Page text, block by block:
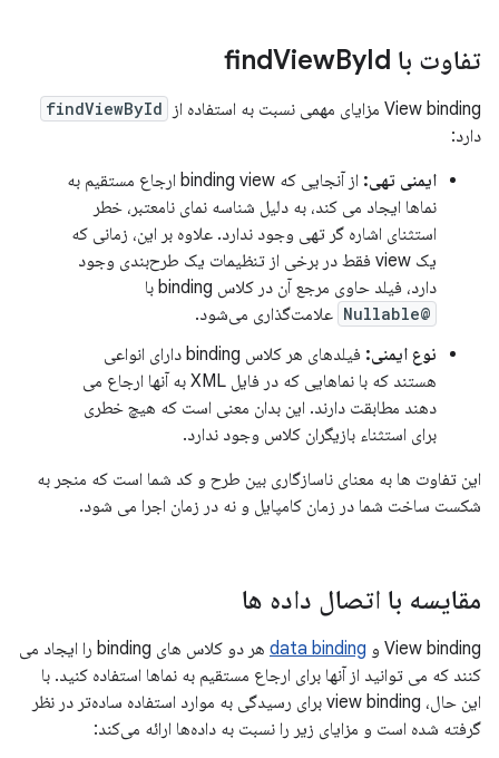
تفاوت با find ViewById
View binding مزایای مهمی نسبت به استفاده از findViewById
دارد:
ایمنی تهی:
از آنجایی که binding view ارجاع مستقیم به
نماها ایجاد می کند، به دلیل شناسه نمای نامعتبر، خطر
استثنای اشاره گر تهی وجود ندارد. علاوه بر این، زمانی که
یک view فقط در برخی از تنظیمات یک طرح‌بندی وجود
دارد، فیلد حاوی مرجع آن در کلاس binding با
@Nullable
علامت‌گذاری می‌شود.
نوع ایمنی:
فیلدهای هر کلاس binding دارای انواعی
هستند که با نماهایی که در فایل XML به آنها ارجاع می
دهند مطابقت دارند. این بدان معنی است که هیچ خطری
برای استثناء بازیگران کلاس وجود ندارد.
این تفاوت ها به معنای ناسازگاری بین طرح و کد شما است که منجر به
شکست ساخت شما در زمان کامپایل و نه در زمان اجرا می شود.
مقایسه با اتصال داده ها
View binding و data binding
هر دو کلاس های binding را ایجاد می
کنند که می توانید از آنها برای ارجاع مستقیم به نماها استفاده کنید. با
این حال، view binding برای رسیدگی به موارد استفاده ساده‌تر در نظر
گرفته شده است و مزایای زیر را نسبت به داده‌ها ارائه می‌کند: